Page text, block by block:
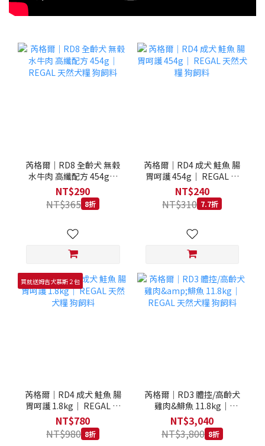
芮格爾｜RD8 全齡犬 無榖
水牛肉 高纖配方 454g｜
REGAL 天然犬糧 狗飼料
NT$290
NT$365 8折
芮格爾｜RD4 成犬 鮭魚 腸
胃呵護 454g｜ REGAL 天
然犬糧 狗飼料
NT$240
NT$310 7.7折
買就送姆吉犬慕斯２包
芮格爾｜RD4 成犬 鮭魚 腸
胃呵護 1.8kg｜ REGAL 天
然犬糧 狗飼料
NT$780
NT$980 8折
芮格爾｜RD3 體控/高齡犬
雞肉&鯡魚 11.8kg｜
REGAL 天然犬糧 狗飼料
NT$3,040
NT$3,800 8折